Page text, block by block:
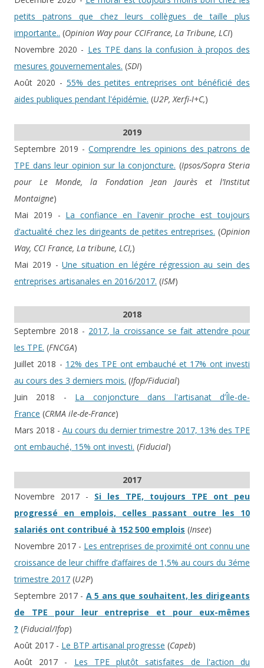
petits patrons que chez leurs collègues de taille plus
importante.. (Opinion Way pour CCIFrance, La Tribune, LCI)
Novembre 2020 - Les TPE dans la confusion à propos des
mesures gouvernementales. (SDI)
Août 2020 - 55% des petites entreprises ont bénéficié des
aides publiques pendant l'épidémie. (U2P, Xerfi-I+C,)
2019
Septembre 2019 -Comprendre les opinions des patrons de
TPE dans leur opinion sur la conjoncture. (Ipsos/Sopra Steria
pour Le Monde, la Fondation Jean Jaurès et l’Institut
Montaigne)
Mai 2019 - La confiance en l'avenir proche est toujours
d’actualité chez les dirigeants de petites entreprises. (Opinion
Way, CCI France, La tribune, LCI,)
Mai 2019 -Une situation en légére régression au sein des
entreprises artisanales en 2016/2017. (ISM)
2018
Septembre 2018 - 2017, la croissance se fait attendre pour
les TPE. (FNCGA)
Juillet 2018 - 12% des TPE ont embauché et 17% ont investi
au cours des 3 derniers mois. (Ifop/Fiducial)
Juin 2018 - La conjoncture dans l'artisanat d’Île-de-
France (CRMA ile-de-France)
Mars 2018 - Au cours du dernier trimestre 2017, 13% des TPE
ont embauché, 15% ont investi. (Fiducial)
2017
Novembre 2017 - Si les TPE, toujours TPE ont peu
progressé en emplois, celles passant outre les 10
salariés ont contribué à 152 500 emplois (Insee)
Novembre 2017 - Les entreprises de proximité ont connu une
croissance de leur chiffre d’affaires de 1,5% au cours du 3éme
trimestre 2017 (U2P)
Septembre 2017 - A 5 ans que souhaitent, les dirigeants
de TPE pour leur entreprise et pour eux-mêmes
? (Fiducial/Ifop)
Août 2017 - Le BTP artisanal progresse (Capeb)
Août 2017 - Les TPE plutôt satisfaites de l'action du